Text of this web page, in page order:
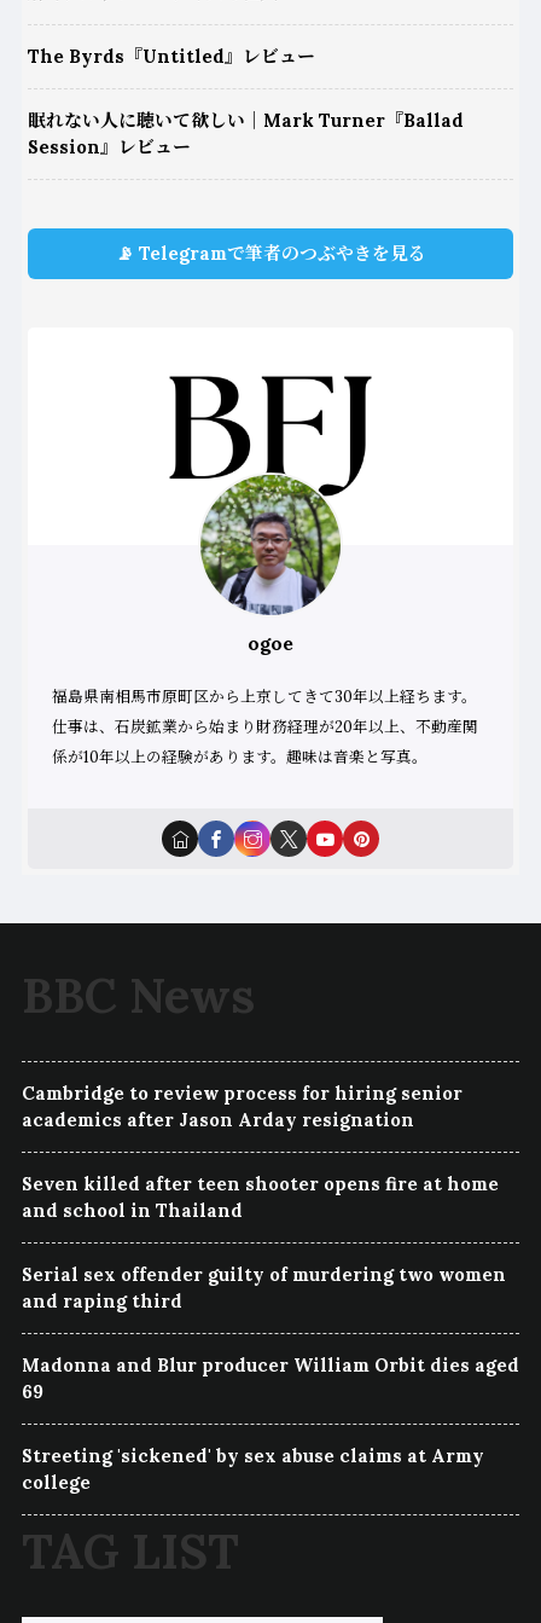
The Byrds『Untitled』レビュー
眠れない人に聴いて欲しい｜Mark Turner『Ballad
Session』レビュー
📡 Telegramで筆者のつぶやきを見る
ogoe
福島県南相馬市原町区から上京してきて30年以上経ちます。
仕事は、石炭鉱業から始まり財務経理が20年以上、不動産関
係が10年以上の経験があります。趣味は音楽と写真。
BBC News
Cambridge to review process for hiring senior
academics after Jason Arday resignation
Seven killed after teen shooter opens fire at home
and school in Thailand
Serial sex offender guilty of murdering two women
and raping third
Madonna and Blur producer William Orbit dies aged
69
Streeting 'sickened' by sex abuse claims at Army
college
TAG LIST